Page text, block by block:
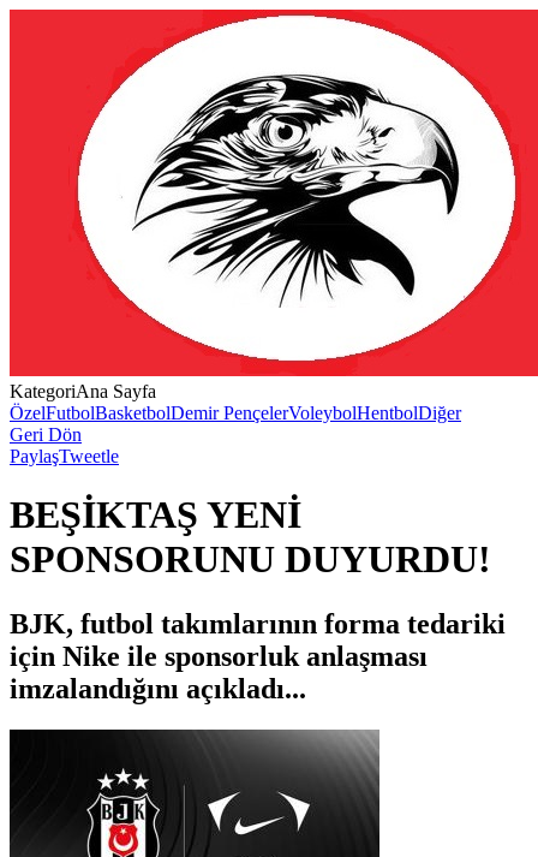
KategoriAna Sayfa
ÖzelFutbolBasketbolDemir PençelerVoleybolHentbolDiğer
Geri Dön
PaylaşTweetle
BEŞİKTAŞ YENİ
SPONSORUNU DUYURDU!
BJK, futbol takımlarının forma tedariki
için Nike ile sponsorluk anlaşması
imzalandığını açıkladı...